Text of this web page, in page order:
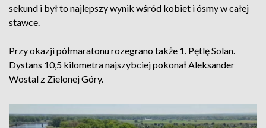
sekund i był to najlepszy wynik wśród kobiet i ósmy w całej
stawce.
Przy okazji półmaratonu rozegrano także 1. Pętlę Solan.
Dystans 10,5 kilometra najszybciej pokonał Aleksander
Wostal z Zielonej Góry.